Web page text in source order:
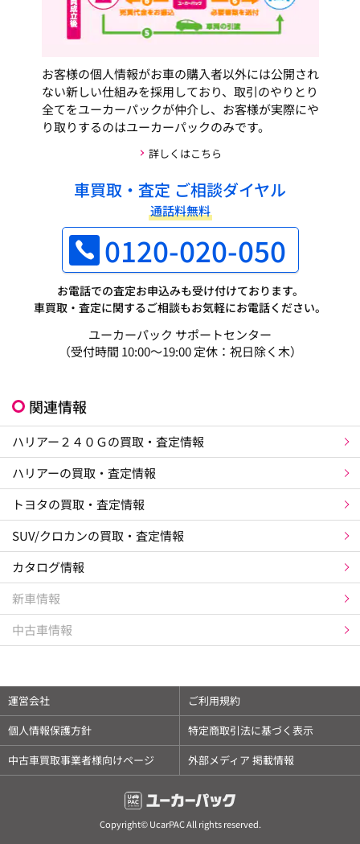
お客様の個人情報がお車の購入者以外には公開され
ない新しい仕組みを採用しており、取引のやりとり
全てをユーカーパックが仲介し、お客様が実際にや
り取りするのはユーカーパックのみです。
詳しくはこちら
車買取・査定 ご相談ダイヤル
通話料無料
0120-020-050
お電話での査定お申込みも受け付けております。
車買取・査定に関するご相談もお気軽にお電話ください。
ユーカーパック サポートセンター
（受付時間 10:00～19:00 定休：祝日除く木）
関連情報
ハリアー２４０Ｇの買取・査定情報
ハリアーの買取・査定情報
トヨタの買取・査定情報
SUV/クロカンの買取・査定情報
カタログ情報
新車情報
中古車情報
運営会社
ご利用規約
個人情報保護方針
特定商取引法に基づく表示
中古車買取事業者様向けページ
外部メディア 掲載情報
Copyright© UcarPAC All rights reserved.